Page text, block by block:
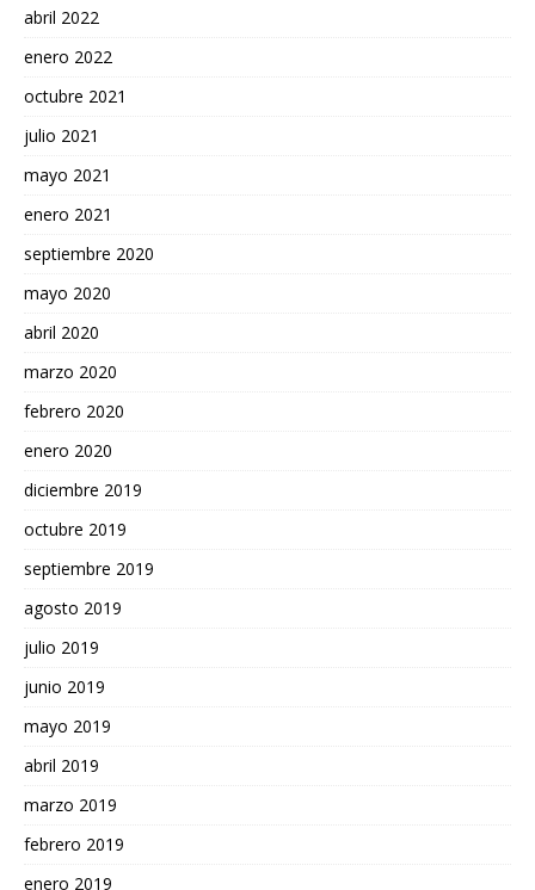
abril 2022
enero 2022
octubre 2021
julio 2021
mayo 2021
enero 2021
septiembre 2020
mayo 2020
abril 2020
marzo 2020
febrero 2020
enero 2020
diciembre 2019
octubre 2019
septiembre 2019
agosto 2019
julio 2019
junio 2019
mayo 2019
abril 2019
marzo 2019
febrero 2019
enero 2019